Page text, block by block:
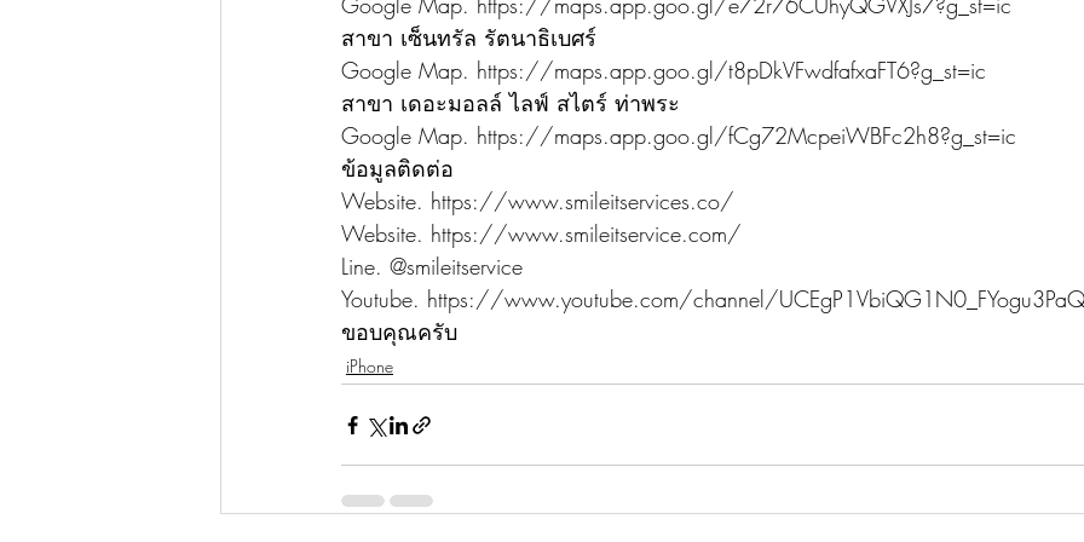
สาขา เซ็นทรัล รัตนาธิเบศร์
Google Map. https://maps.app.goo.gl/t8pDkVFwdfafxaFT6?g_st=ic
สาขา เดอะมอลล์ ไลฟ์ สไตร์ ท่าพระ
Google Map. https://maps.app.goo.gl/fCg72McpeiWBFc2h8?g_st=ic
ข้อมูลติดต่อ
Website. https://www.smileitservices.co/
Website. https://www.smileitservice.com/
Line. @smileitservice
Youtube. https://www.youtube.com/channel/UCEgP1VbiQG1N0_FYogu3PaQ
ขอบคุณครับ
iPhone